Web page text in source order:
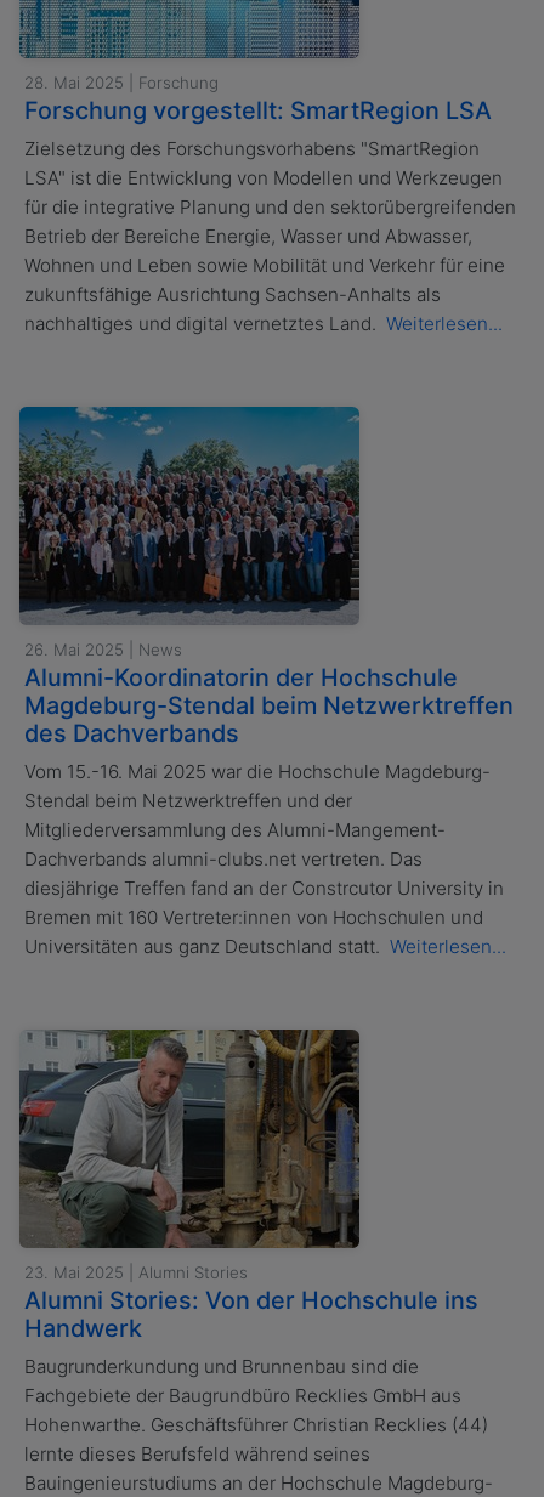
28. Mai 2025 | Forschung
Forschung vorgestellt: SmartRegion LSA
Zielsetzung des Forschungsvorhabens "SmartRegion
LSA" ist die Entwicklung von Modellen und Werkzeugen
für die integrative Planung und den sektorübergreifenden
Betrieb der Bereiche Energie, Wasser und Abwasser,
Wohnen und Leben sowie Mobilität und Verkehr für eine
zukunftsfähige Ausrichtung Sachsen-Anhalts als
nachhaltiges und digital vernetztes Land. Weiterlesen...
26. Mai 2025 | News
Alumni-Koordinatorin der Hochschule
Magdeburg-Stendal beim Netzwerktreffen
des Dachverbands
Vom 15.-16. Mai 2025 war die Hochschule Magdeburg-
Stendal beim Netzwerktreffen und der
Mitgliederversammlung des Alumni-Mangement-
Dachverbands alumni-clubs.net vertreten. Das
diesjährige Treffen fand an der Constrcutor University in
Bremen mit 160 Vertreter:innen von Hochschulen und
Universitäten aus ganz Deutschland statt. Weiterlesen...
23. Mai 2025 | Alumni Stories
Alumni Stories: Von der Hochschule ins
Handwerk
Baugrunderkundung und Brunnenbau sind die
Fachgebiete der Baugrundbüro Recklies GmbH aus
Hohenwarthe. Geschäftsführer Christian Recklies (44)
lernte dieses Berufsfeld während seines
Bauingenieurstudiums an der Hochschule Magdeburg-